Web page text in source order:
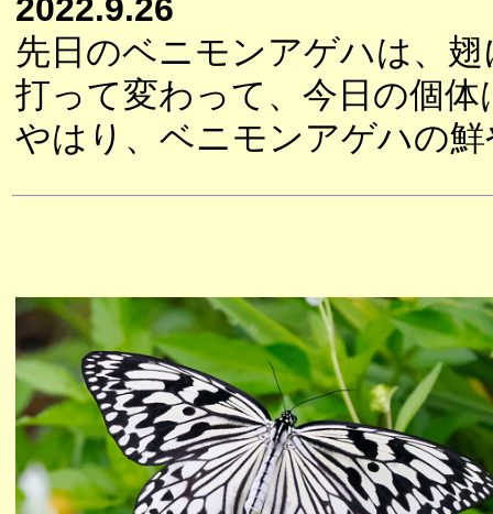
2022.9.26
先日のベニモンアゲハは、
打って変わって、今日の個
やはり、ベニモンアゲハの